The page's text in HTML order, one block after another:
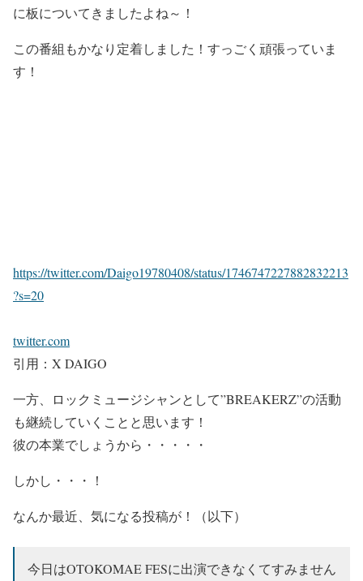
に板についてきましたよね～！
この番組もかなり定着しました！すっごく頑張っていま
す！
https://twitter.com/Daigo19780408/status/1746747227882832213
?s=20
twitter.com
引用：X DAIGO
一方、
ロックミュージシャンとして”BREAKERZ”の活動
も継続していく ことと思います！
彼の本業でしょうから・・・・・
しかし・・・！
なんか最近、気になる投稿が！（以下）
今日はOTOKOMAE FESに出演できなくてすみません